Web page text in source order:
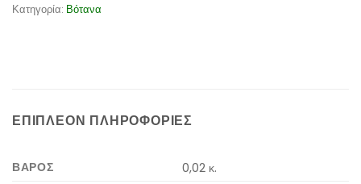
Κατηγορία: Βότανα
ΕΠΙΠΛΈΟΝ ΠΛΗΡΟΦΟΡΊΕΣ
ΒΆΡΟΣ
0,02 κ.